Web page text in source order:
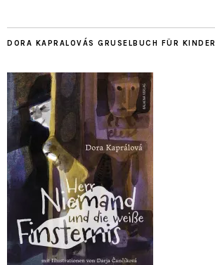
DORA KAPRALOVÁS GRUSELBUCH FÜR KINDER